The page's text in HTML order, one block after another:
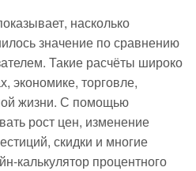
насколько
значение по сравнению
Такие расчёты широко
экономике, торговле,
жизни. С помощью
рост цен, изменение
скидки и многие
калькулятор процентного